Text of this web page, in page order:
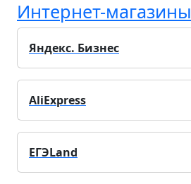
Интернет-магазины
Яндекс. Бизнес
AliExpress
ЕГЭLand